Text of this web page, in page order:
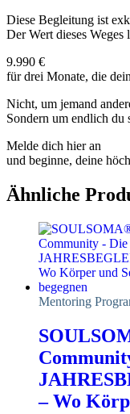
Diese Begleitung ist
Der Wert dieses Weges
9.990 €
für drei Monate, die
Nicht, um jemand
Sondern um endlich du
Melde dich hier an
und beginne, deine
Ähnliche
Mentoring
– Wo